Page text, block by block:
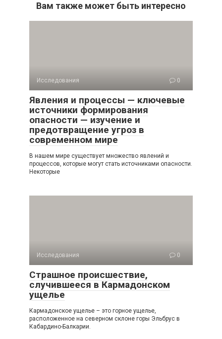
Вам также может быть интересно
Исследования 0
Явления и процессы — ключевые
источники формирования
опасности — изучение и
предотвращение угроз в
современном мире
В нашем мире существует множество явлений и
процессов, которые могут стать источниками опасности.
Некоторые
Исследования 0
Страшное происшествие,
случившееся в Кармадонском
ущелье
Кармадонское ущелье – это горное ущелье,
расположенное на северном склоне горы Эльбрус в
Кабардино-Балкарии.